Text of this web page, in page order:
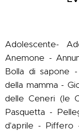
Adolescente-
Anemone -
Bolla di sapone
della mamma -
delle Ceneri (le
Pasquetta -
d'aprile - Piffero